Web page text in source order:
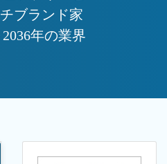
ブランド家
年の業界